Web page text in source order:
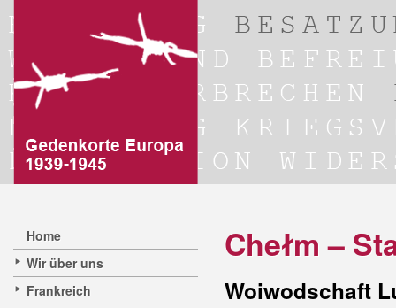
Home
Wir über uns
Frankreich
Chełm –
Woiwodschaft